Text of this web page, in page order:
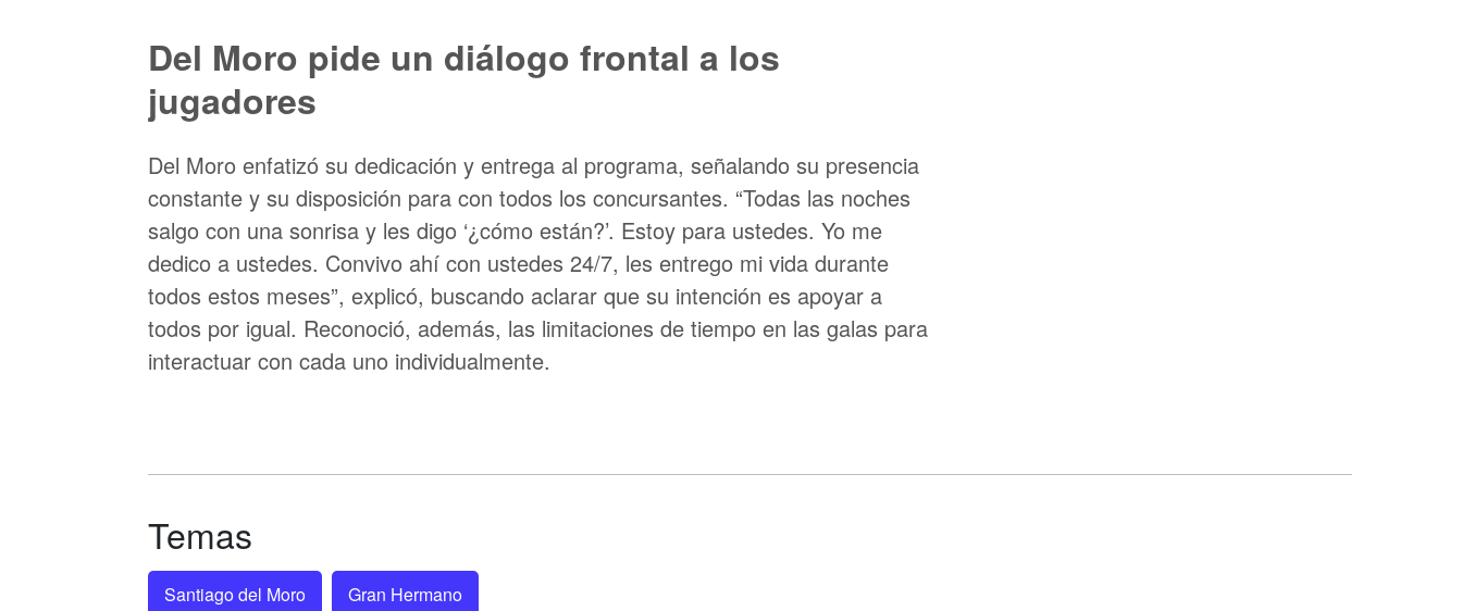
Del Moro pide un diálogo frontal a los
jugadores
Del Moro enfatizó su dedicación y entrega al programa, señalando su presencia
constante y su disposición para con todos los concursantes. “Todas las noches
salgo con una sonrisa y les digo ‘¿cómo están?’. Estoy para ustedes. Yo me
dedico a ustedes. Convivo ahí con ustedes 24/7, les entrego mi vida durante
todos estos meses”, explicó, buscando aclarar que su intención es apoyar a
todos por igual. Reconoció, además, las limitaciones de tiempo en las galas para
interactuar con cada uno individualmente.
Temas
Santiago del Moro Gran Hermano